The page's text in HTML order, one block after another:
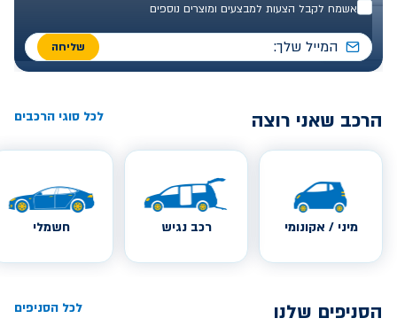
אשמח לקבל הצעות למבצעים ומוצרים נוספים
שליחה
הרכב שאני רוצה לכל סוגי הרכבים
מיני / אקונומי רכב נגיש חשמלי
הסניפים שלנו לכל הסניפים